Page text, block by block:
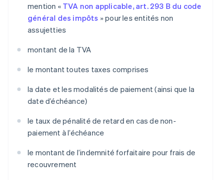
mention « TVA non applicable, art. 293 B du code
général des impôts » pour les entités non
assujetties
montant de la TVA
le montant toutes taxes comprises
la date et les modalités de paiement (ainsi que la
date d’échéance)
le taux de pénalité de retard en cas de non-
paiement à l’échéance
le montant de l’indemnité forfaitaire pour frais de
recouvrement